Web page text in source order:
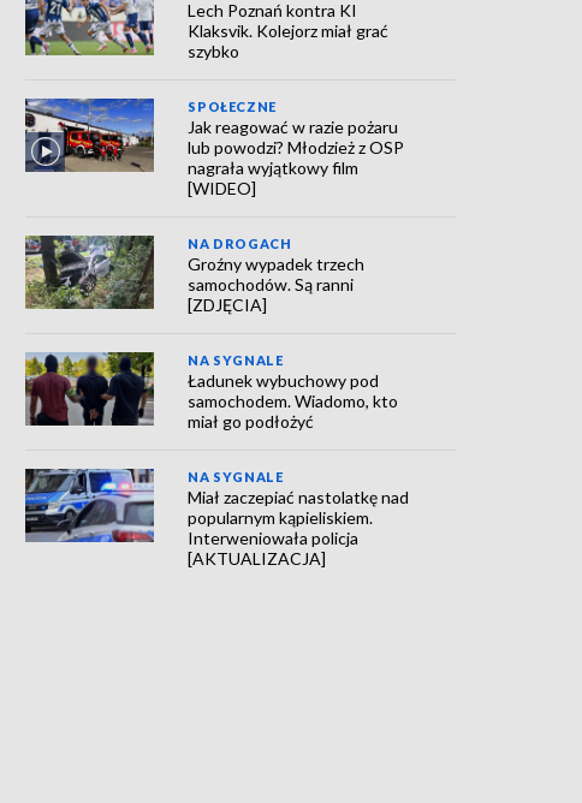
Lech Poznań kontra KI
Klaksvik. Kolejorz miał grać
szybko
SPOŁECZNE
Jak reagować w razie pożaru
lub powodzi? Młodzież z OSP
nagrała wyjątkowy film
[WIDEO]
NA DROGACH
Groźny wypadek trzech
samochodów. Są ranni
[ZDJĘCIA]
NA SYGNALE
Ładunek wybuchowy pod
samochodem. Wiadomo, kto
miał go podłożyć
NA SYGNALE
Miał zaczepiać nastolatkę nad
popularnym kąpieliskiem.
Interweniowała policja
[AKTUALIZACJA]